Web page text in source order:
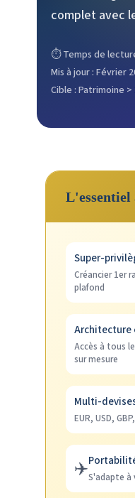
complet avec
⏱️ Temps de
Mis à jour : Février
Cible : Patrimoine
Super-
Créancier 1er
plafond
Architecture
Accès à tous
sur mesure
Multi-
EUR, USD,
✈️S'adapte à